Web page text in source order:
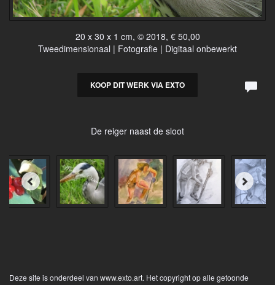
20 x 30 x 1 cm, © 2018, € 50,00
Tweedimensionaal | Fotografie | Digitaal onbewerkt
KOOP DIT WERK VIA EXTO
De reiger naast de sloot
Deze site is onderdeel van www.exto.art. Het copyright op alle getoonde